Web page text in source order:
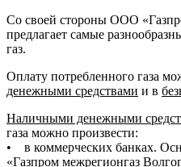
Со своей стороны ООО
предлагает самые
газ.
Оплату потребленного газа
денежными средствами и в
Наличными денежными
газа можно произвести:
• в коммерческих банках.
«Газпром межрегионгаз